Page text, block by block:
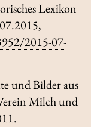
Lexikon
2015-07-
und Bilder aus
Milch und